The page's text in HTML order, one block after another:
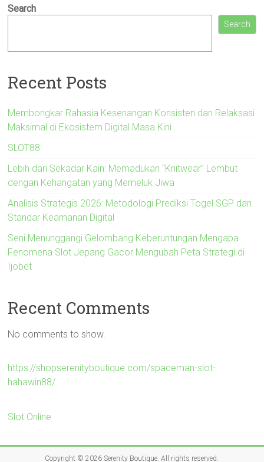
Search
Search
Recent Posts
Membongkar Rahasia Kesenangan Konsisten dan Relaksasi
Maksimal di Ekosistem Digital Masa Kini
SLOT88
Lebih dari Sekadar Kain: Memadukan “Knitwear” Lembut
dengan Kehangatan yang Memeluk Jiwa
Analisis Strategis 2026: Metodologi Prediksi Togel SGP dan
Standar Keamanan Digital
Seni Menunggangi Gelombang Keberuntungan Mengapa
Fenomena Slot Jepang Gacor Mengubah Peta Strategi di
Ijobet
Recent Comments
No comments to show.
https://shopserenityboutique.com/spaceman-slot-
hahawin88/
Slot Online
Copyright © 2026Serenity Boutique . All rights reserved.